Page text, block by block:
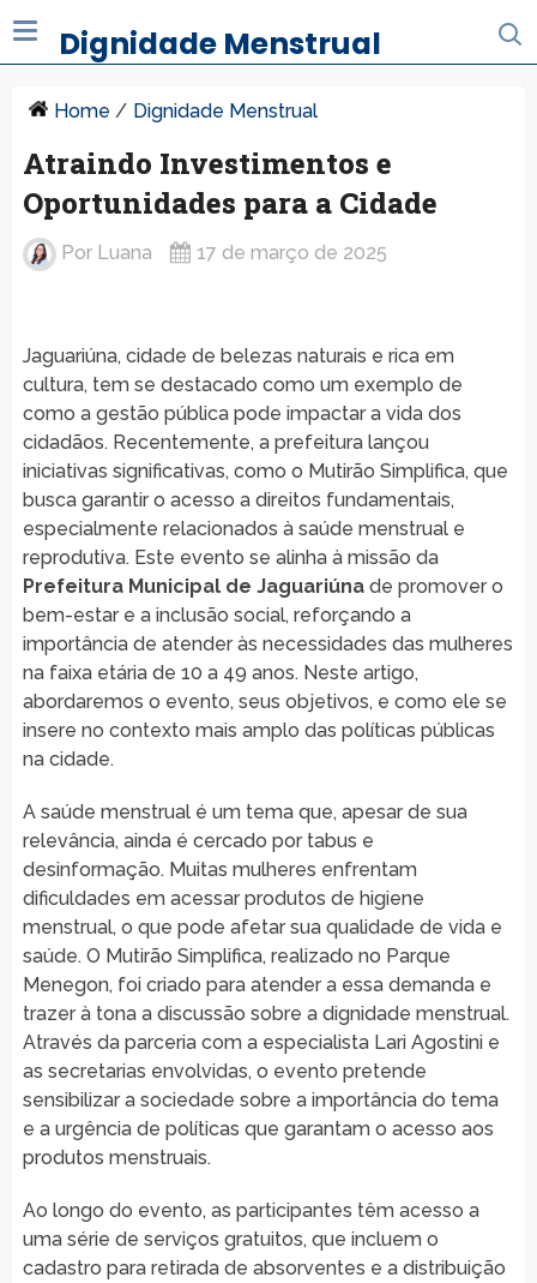
Dignidade Menstrual
Home / Dignidade Menstrual
Atraindo Investimentos e
Oportunidades para a Cidade
Por Luana 17 de março de 2025
Jaguariúna, cidade de belezas naturais e rica em
cultura, tem se destacado como um exemplo de
como a gestão pública pode impactar a vida dos
cidadãos. Recentemente, a prefeitura lançou
iniciativas significativas, como o Mutirão Simplifica, que
busca garantir o acesso a direitos fundamentais,
especialmente relacionados à saúde menstrual e
reprodutiva. Este evento se alinha à missão da
Prefeitura Municipal de Jaguariúnade promover o
bem-estar e a inclusão social, reforçando a
importância de atender às necessidades das mulheres
na faixa etária de 10 a 49 anos. Neste artigo,
abordaremos o evento, seus objetivos, e como ele se
insere no contexto mais amplo das políticas públicas
na cidade.
A saúde menstrual é um tema que, apesar de sua
relevância, ainda é cercado por tabus e
desinformação. Muitas mulheres enfrentam
dificuldades em acessar produtos de higiene
menstrual, o que pode afetar sua qualidade de vida e
saúde. O Mutirão Simplifica, realizado no Parque
Menegon, foi criado para atender a essa demanda e
trazer à tona a discussão sobre a dignidade menstrual.
Através da parceria com a especialista Lari Agostini e
as secretarias envolvidas, o evento pretende
sensibilizar a sociedade sobre a importância do tema
e a urgência de políticas que garantam o acesso aos
produtos menstruais.
Ao longo do evento, as participantes têm acesso a
uma série de serviços gratuitos, que incluem o
cadastro para retirada de absorventes e a distribuição